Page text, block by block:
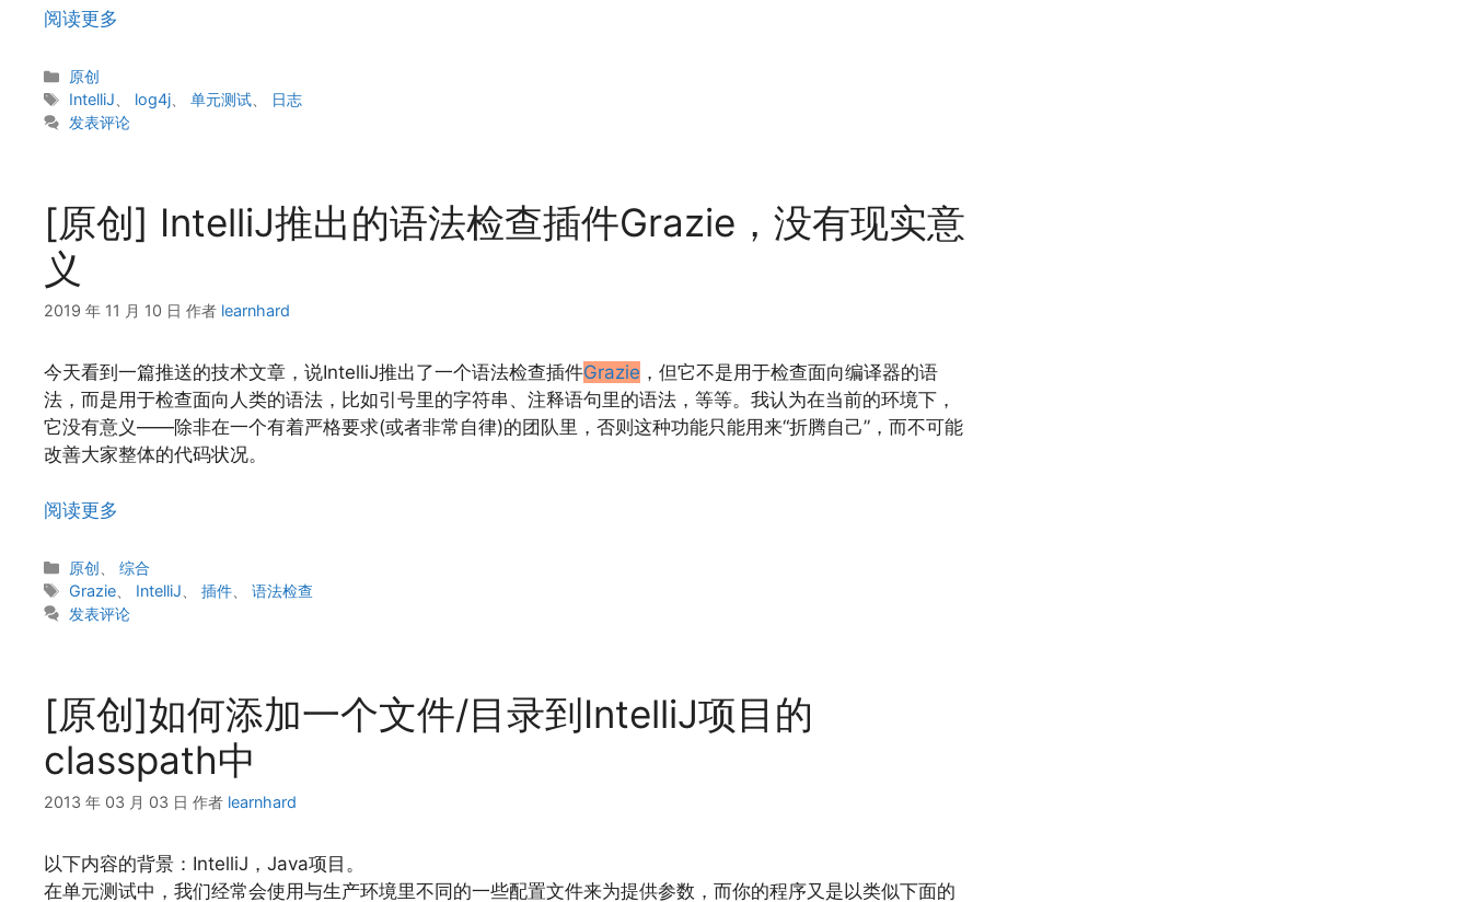
阅读更多
分
类
原创
标
签
IntelliJ log4j 、单元测试
日志
发表评论
[原创] IntelliJ推出的语法检查插件Grazie，没有现实意
义
2019 年 11 月 10 日 作者 learnhard
今天看到一篇推送的技术文章，说IntelliJ推出了一个语法检查插件Grazie ，但它不是用于检查面向编译器的语
法，而是用于检查面向人类的语法，比如引号里的字符串、注释语句里的语法，等等。我认为在当前的环境下，
它没有意义——除非在一个有着严格要求(或者非常自律)的团队里，否则这种功能只能用来“折腾自己”，而不可能
改善大家整体的代码状况。
阅读更多
分
类
原创 、综合
标
签
Grazie IntelliJ 、插件 、语法检查
发表评论
[原创]如何添加一个文件/目录到IntelliJ项目的
classpath中
2013 年 03 月 03 日 作者 learnhard
以下内容的背景：IntelliJ，Java项目。
在单元测试中，我们经常会使用与生产环境里不同的一些配置文件来为提供参数，而你的程序又是以类似下面的